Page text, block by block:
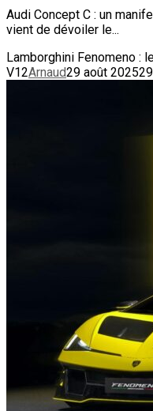
Audi Concept C : un
vient de dévoiler le...
Lamborghini Fenomeno :
V12Arnaud29 août 2025